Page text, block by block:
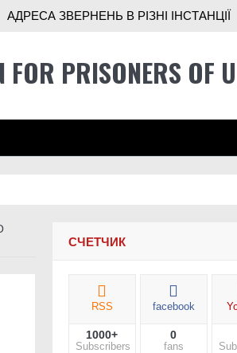
АДРЕСА ЗВЕРНЕНЬ В РІЗНІ ІНСТАНЦІЇ
PRISONERS OF
СЧЕТЧИК
RSS
1000+
Subscribers
facebook
0
fans